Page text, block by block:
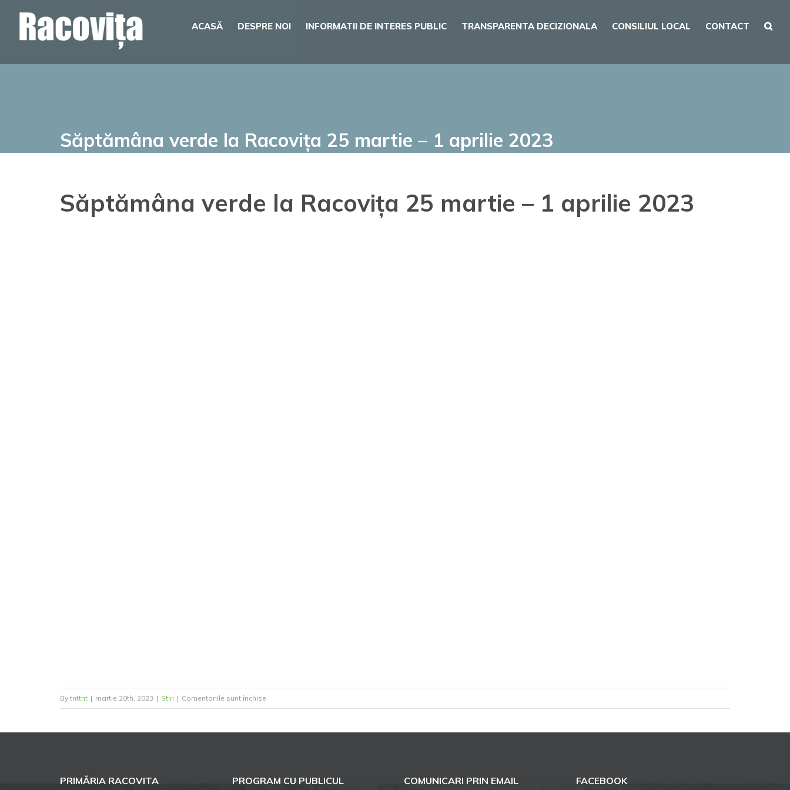
ACASĂ DESPRE NOI INFORMATII DE INTERES PUBLIC TRANSPARENTA DECIZIONALA CONSILIUL LOCAL CONTACT
Săptămâna verde la Racovița 25 martie – 1 aprilie 2023
Săptămâna verde la Racovița 25 martie – 1 aprilie 2023
By tnttnt | martie 20th, 2023 | Stiri | Comentariile sunt închise
Săptămâna
martie
PRIMĂRIA RACOVITA PROGRAM CU PUBLICUL COMUNICARI PRIN EMAIL FACEBOOK